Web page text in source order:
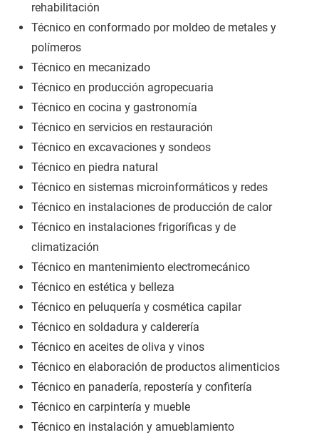
rehabilitación
Técnico en conformado por moldeo de metales y
polímeros
Técnico en mecanizado
Técnico en producción agropecuaria
Técnico en cocina y gastronomía
Técnico en servicios en restauración
Técnico en excavaciones y sondeos
Técnico en piedra natural
Técnico en sistemas microinformáticos y redes
Técnico en instalaciones de producción de calor
Técnico en instalaciones frigoríficas y de
climatización
Técnico en mantenimiento electromecánico
Técnico en estética y belleza
Técnico en peluquería y cosmética capilar
Técnico en soldadura y calderería
Técnico en aceites de oliva y vinos
Técnico en elaboración de productos alimenticios
Técnico en panadería, repostería y confitería
Técnico en carpintería y mueble
Técnico en instalación y amueblamiento